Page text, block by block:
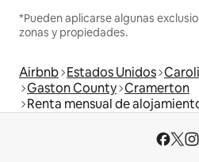
*Pueden aplicarse algunas
zonas y propiedades.
Airbnb Estados Unidos
Gaston County Cramerton
Renta mensual de